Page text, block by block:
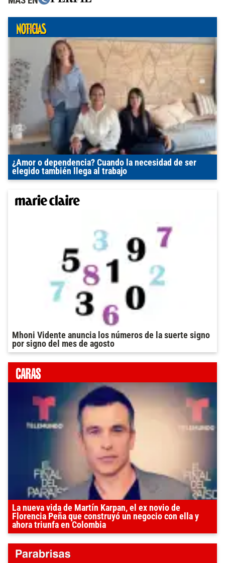
¿Amor o dependencia? Cuando la necesidad de ser
elegido también llega al trabajo
Mhoni Vidente anuncia los números de la suerte signo
por signo del mes de agosto
La nueva vida de Martín Karpan, el ex novio de
Florencia Peña que construyó un negocio con ella y
ahora triunfa en Colombia